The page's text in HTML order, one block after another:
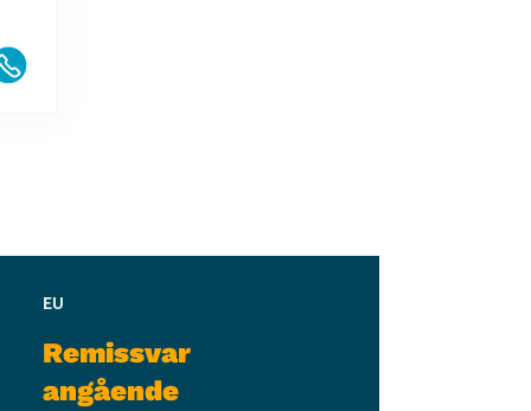
EU
Remissvar
angående